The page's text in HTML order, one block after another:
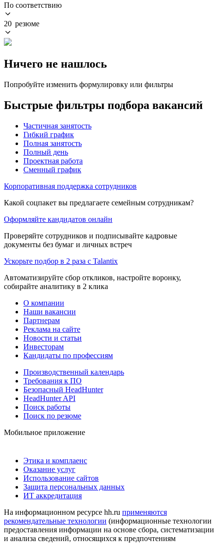
По соответствию
20 резюме
Ничего не нашлось
Попробуйте изменить формулировку или фильтры
Быстрые фильтры подбора вакансий
Частичная занятость
Гибкий график
Полная занятость
Полный день
Проектная работа
Сменный график
Корпоративная поддержка сотрудников
Какой соцпакет вы предлагаете семейным сотрудникам?
Оформляйте кандидатов онлайн
Проверяйте сотрудников и подписывайте кадровые
документы без бумаг и личных встреч
Ускорьте подбор в 2 раза с Talantix
Автоматизируйте сбор откликов, настройте воронку,
собирайте аналитику в 2 клика
О компании
Наши вакансии
Партнерам
Реклама на сайте
Новости и статьи
Инвесторам
Кандидаты по профессиям
Производственный календарь
Требования к ПО
Безопасный HeadHunter
HeadHunter API
Поиск работы
Поиск по резюме
Мобильное приложение
Этика и комплаенс
Оказание услуг
Использование сайтов
Защита персональных данных
ИТ аккредитация
На информационном ресурсе hh.ru применяются
рекомендательные технологии (информационные технологии
предоставления информации на основе сбора, систематизации
и анализа сведений, относящихся к предпочтениям